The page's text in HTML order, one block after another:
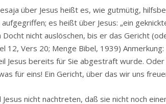
über Jesus heißt es, wie gutmütig,
es heißt über Jesus: „ein
nicht auslöschen, bis er das Gericht
12, Vers 20; Menge Bibel, 1939)
Jesus bereits für Sie abgestraft wurde.
für eins! Ein Gericht, über das wir uns
nicht nachtreten, daß sie nicht noch